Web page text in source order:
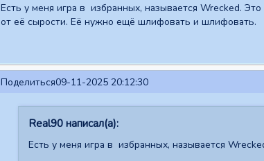
Есть у меня игра в избранных, называется Wrecked.
от её сырости. Её нужно ещё шлифовать и шлифовать.
Поделиться09-11-2025 20:12:30
Real90 написал(а):
Есть у меня игра в избранных, называется